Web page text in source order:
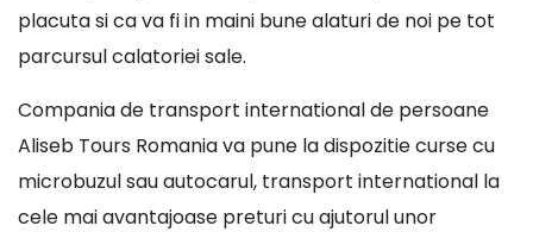
placuta si ca va fi in maini bune alaturi de noi pe tot
parcursul calatoriei sale.
Compania de transport international de persoane
Aliseb Tours Romania va pune la dispozitie curse cu
microbuzul sau autocarul, transport international la
cele mai avantajoase preturi cu ajutorul unor